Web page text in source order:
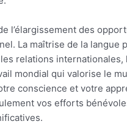
l’élargissement des
La maîtrise de la
relations
mondial qui valorise le
conscience et votre
vos efforts